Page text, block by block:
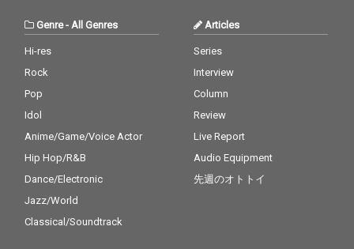
Genre- All Genres
Hi-res
Rock
Pop
Idol
Anime/Game/Voice Actor
Hip Hop/R&B
Dance/Electronic
Jazz/World
Classical/Soundtrack
Articles
Series
Interview
Column
Review
Live Report
Audio Equipment
先週のオトトイ